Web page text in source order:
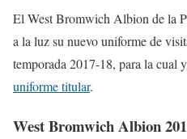
El West Bromwich Albion de la
a la luz su nuevo uniforme de
temporada 2017-18, para la cual
uniforme titular.
West Bromwich Albion